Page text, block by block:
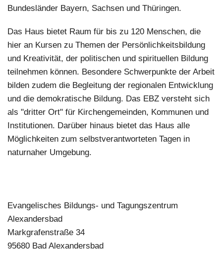
Bundesländer Bayern, Sachsen und Thüringen.
Das Haus bietet Raum für bis zu 120 Menschen, die
hier an Kursen zu Themen der Persönlichkeitsbildung
und Kreativität, der politischen und spirituellen Bildung
teilnehmen können. Besondere Schwerpunkte der Arbeit
bilden zudem die Begleitung der regionalen Entwicklung
und die demokratische Bildung. Das EBZ versteht sich
als "dritter Ort" für Kirchengemeinden, Kommunen und
Institutionen. Darüber hinaus bietet das Haus alle
Möglichkeiten zum selbstverantworteten Tagen in
naturnaher Umgebung.
Evangelisches Bildungs- und Tagungszentrum
Alexandersbad
Markgrafenstraße 34
95680 Bad Alexandersbad